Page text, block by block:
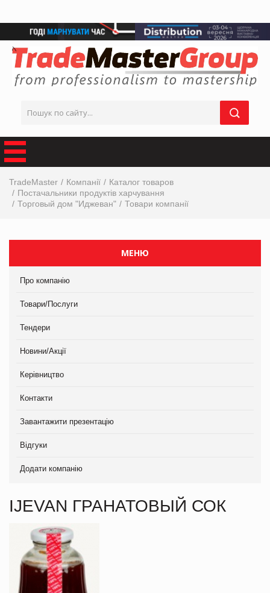
TradeMaster Компанії
Каталог товаров
Постачальники продуктів харчування
Торговый дом "Иджеван"
Товари компанії
МЕНЮ
Про компанію
Товари/Послуги
Тендери
Новини/Акції
Керівництво
Контакти
Завантажити презентацію
Відгуки
Додати компанію
IJEVAN ГРАНАТОВЫЙ СОК